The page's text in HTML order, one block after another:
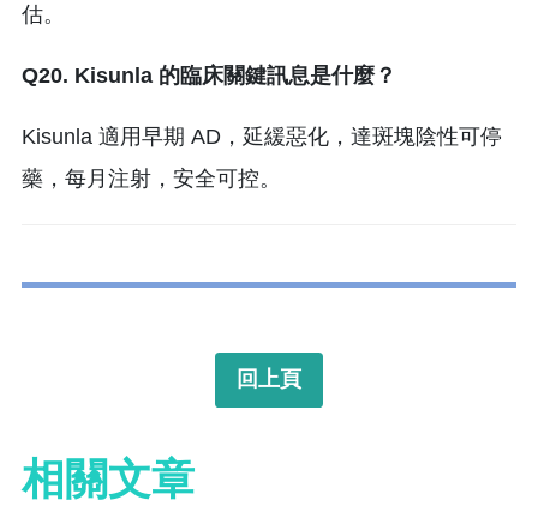
估。
Q20. Kisunla 的臨床關鍵訊息是什麼？
Kisunla 適用早期 AD，延緩惡化，達斑塊陰性可停
藥，每月注射，安全可控。
回上頁
相關文章